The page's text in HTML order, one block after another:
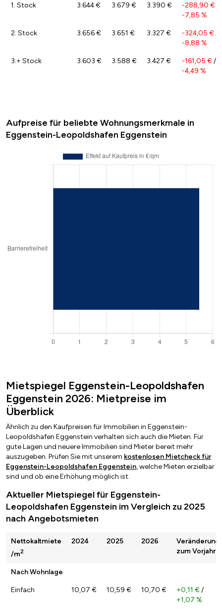
1. Stock 3.644 € 3.679 € 3.390 € -288,90 €
-7,85 %
2. Stock 3.656 € 3.651 € 3.327 € -324,05 € /
-8,88 %
3.+ Stock 3.603 € 3.588 € 3.427 € -161,05 € /
-4,49 %
Aufpreise für beliebte Wohnungsmerkmale in
Eggenstein-Leopoldshafen Eggenstein
Mietspiegel Eggenstein-Leopoldshafen
Eggenstein 2026: Mietpreise im
Überblick
Ähnlich zu den Kaufpreisen für Immobilien in Eggenstein-
Leopoldshafen Eggenstein verhalten sich auch die Mieten. Für
gute Lagen und neuere Immobilien sind Mieter bereit mehr
auszugeben. Prüfen Sie mit unserem kostenlosen Mietcheck für
Eggenstein-Leopoldshafen Eggenstein, welche Mieten erzielbar
sind und ob eine Erhöhung möglich ist.
Aktueller Mietspiegel für Eggenstein-
Leopoldshafen Eggenstein im Vergleich zu 2025
nach Angebotsmieten
Nettokaltmiete
/m2
2024 2025 2026
Veränderung
zum Vorjahr
Nach Wohnlage
Einfach 10,07 € 10,59 € 10,70 € +0,11 € /
+1,07 %